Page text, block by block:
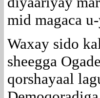
mid magaca
Waxay sido
sheegga
qorshayaal